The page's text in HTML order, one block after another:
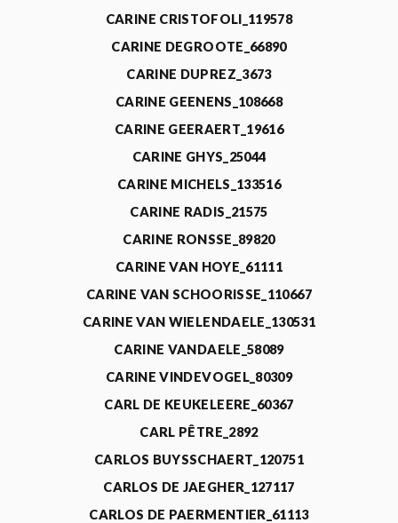
CARINE CRISTOFOLI_119578
CARINE DEGROOTE_66890
CARINE DUPREZ_3673
CARINE GEENENS_108668
CARINE GEERAERT_19616
CARINE GHYS_25044
CARINE MICHELS_133516
CARINE RADIS_21575
CARINE RONSSE_89820
CARINE VAN HOYE_61111
CARINE VAN SCHOORISSE_110667
CARINE VAN WIELENDAELE_130531
CARINE VANDAELE_58089
CARINE VINDEVOGEL_80309
CARL DE KEUKELEERE_60367
CARL PÊTRE_2892
CARLOS BUYSSCHAERT_120751
CARLOS DE JAEGHER_127117
CARLOS DE PAERMENTIER_61113